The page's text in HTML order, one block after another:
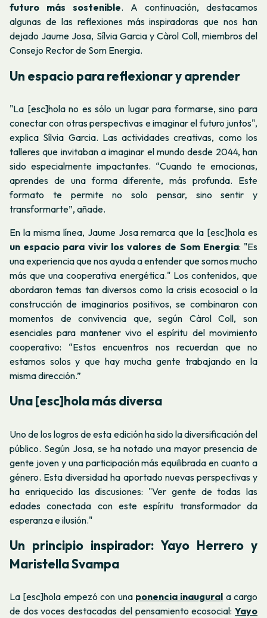
futuro más sostenible. A continuación, destacamos
algunas de las reflexiones más inspiradoras que nos han
dejado Jaume Josa, Sílvia Garcia y Càrol Coll, miembros del
Consejo Rector de Som Energia.
Un espacio para reflexionar y aprender
"La [esc]hola no es sólo un lugar para formarse, sino para
conectar con otras perspectivas e imaginar el futuro juntos",
explica Sílvia Garcia. Las actividades creativas, como los
talleres que invitaban a imaginar el mundo desde 2044, han
sido especialmente impactantes. “Cuando te emocionas,
aprendes de una forma diferente, más profunda. Este
formato te permite no solo pensar, sino sentir y
transformarte”, añade.
En la misma línea, Jaume Josa remarca que la [esc]hola es
un espacio para vivir los valores de Som Energia: "Es
una experiencia que nos ayuda a entender que somos mucho
más que una cooperativa energética." Los contenidos, que
abordaron temas tan diversos como la crisis ecosocial o la
construcción de imaginarios positivos, se combinaron con
momentos de convivencia que, según Càrol Coll, son
esenciales para mantener vivo el espíritu del movimiento
cooperativo: “Estos encuentros nos recuerdan que no
estamos solos y que hay mucha gente trabajando en la
misma dirección.”
Una [esc]hola más diversa
Uno de los logros de esta edición ha sido la diversificación del
público. Según Josa, se ha notado una mayor presencia de
gente joven y una participación más equilibrada en cuanto a
género. Esta diversidad ha aportado nuevas perspectivas y
ha enriquecido las discusiones: "Ver gente de todas las
edades conectada con este espíritu transformador da
esperanza e ilusión."
Un principio inspirador: Yayo Herrero y
Maristella Svampa
La [esc]hola empezó con una ponencia inaugural a cargo
de dos voces destacadas del pensamiento ecosocial: Yayo